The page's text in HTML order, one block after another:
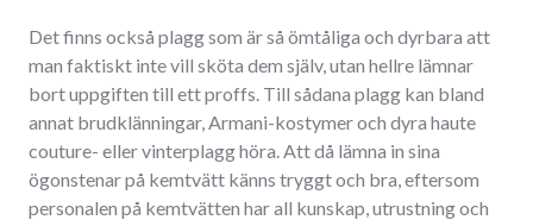
Det finns också plagg som är så ömtåliga och dyrbara att
man faktiskt inte vill sköta dem själv, utan hellre lämnar
bort uppgiften till ett proffs. Till sådana plagg kan bland
annat brudklänningar, Armani-kostymer och dyra haute
couture- eller vinterplagg höra. Att då lämna in sina
ögonstenar på kemtvätt känns tryggt och bra, eftersom
personalen på kemtvätten har all kunskap, utrustning och